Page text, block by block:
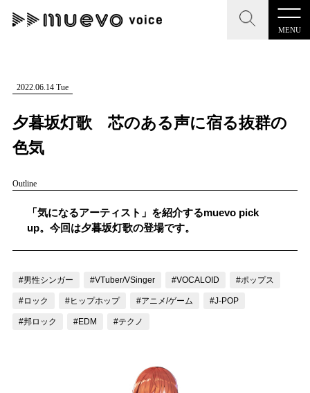
MENU
CLOSE
記事を検索する
人気ワード
#男性SSW #ポップス #女性SSW
CLOSE
"読者の声を形にする”音楽特化メディア
MENU
記事一覧
お問い合わせ
記事リクエスト
2022.06.14 Tue
夕暮坂灯歌 芯のある声に宿る抜群の
色気
Outline
「気になるアーティスト」を紹介するmuevo pick
up。今回は夕暮坂灯歌の登場です。
#男性シンガー #VTuber/VSinger #VOCALOID #ポップス
#ロック #ヒップホップ #アニメ/ゲーム #J-POP
#邦ロック #EDM #テクノ